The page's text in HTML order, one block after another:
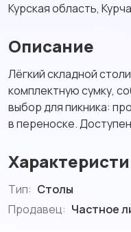
Курская область,
Описание
Лёгкий складной
комплектную сумку,
выбор для пикника:
в переноске.
Тип: Столы
Продавец: Частное